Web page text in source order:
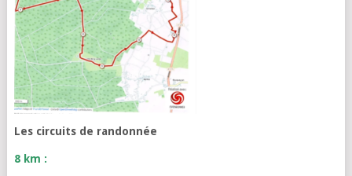
Les circuits de randonnée
8 km :